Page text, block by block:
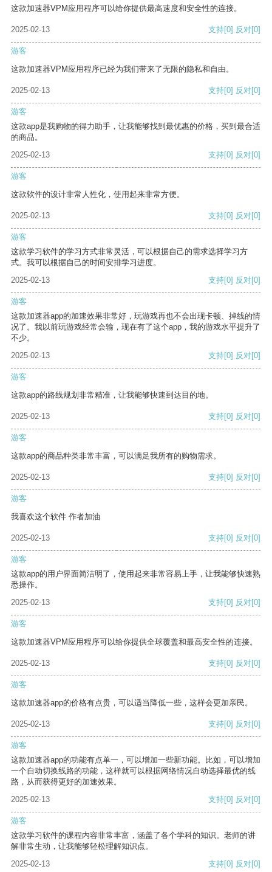
这款加速器VPM应用程序可以给你提供最高速度和安全性的连接。
2025-02-13 支持[0] 反对[0]
游客
这款加速器VPM应用程序已经为我们带来了无限的隐私和自由。
2025-02-13 支持[0] 反对[0]
游客
这款app是我购物的得力助手，让我能够找到最优惠的价格，买到最合适
的商品。
2025-02-13
支持[0] 反对[0]
游客
这款软件的设计非常人性化，使用起来非常方便。
2025-02-13 支持[0] 反对[0]
游客
这款学习软件的学习方式非常灵活，可以根据自己的需求选择学习方
式。我可以根据自己的时间安排学习进度。
2025-02-13
支持[0] 反对[0]
游客
这款加速器app的加速效果非常好，玩游戏再也不会出现卡顿、掉线的情
况了。我以前玩游戏经常会输，现在有了这个app，我的游戏水平提升了
不少。
2025-02-13
支持[0] 反对[0]
游客
这款app的路线规划非常精准，让我能够快速到达目的地。
2025-02-13 支持[0] 反对[0]
游客
这款app的商品种类非常丰富，可以满足我所有的购物需求。
2025-02-13 支持[0] 反对[0]
游客
我喜欢这个软件 作者加油
2025-02-13 支持[0] 反对[0]
游客
这款app的用户界面简洁明了，使用起来非常容易上手，让我能够快速熟
悉操作。
2025-02-13
支持[0] 反对[0]
游客
这款加速器VPM应用程序可以给你提供全球覆盖和最高安全性的连接。
2025-02-13 支持[0] 反对[0]
游客
这款加速器app的价格有点贵，可以适当降低一些，这样会更加亲民。
2025-02-13 支持[0] 反对[0]
游客
这款加速器app的功能有点单一，可以增加一些新功能。比如，可以增加
一个自动切换线路的功能，这样就可以根据网络情况自动选择最优的线
路，从而获得更好的加速效果。
2025-02-13
支持[0] 反对[0]
游客
这款学习软件的课程内容非常丰富，涵盖了各个学科的知识。老师的讲
解非常生动，让我能够轻松理解知识点。
2025-02-13
支持[0] 反对[0]